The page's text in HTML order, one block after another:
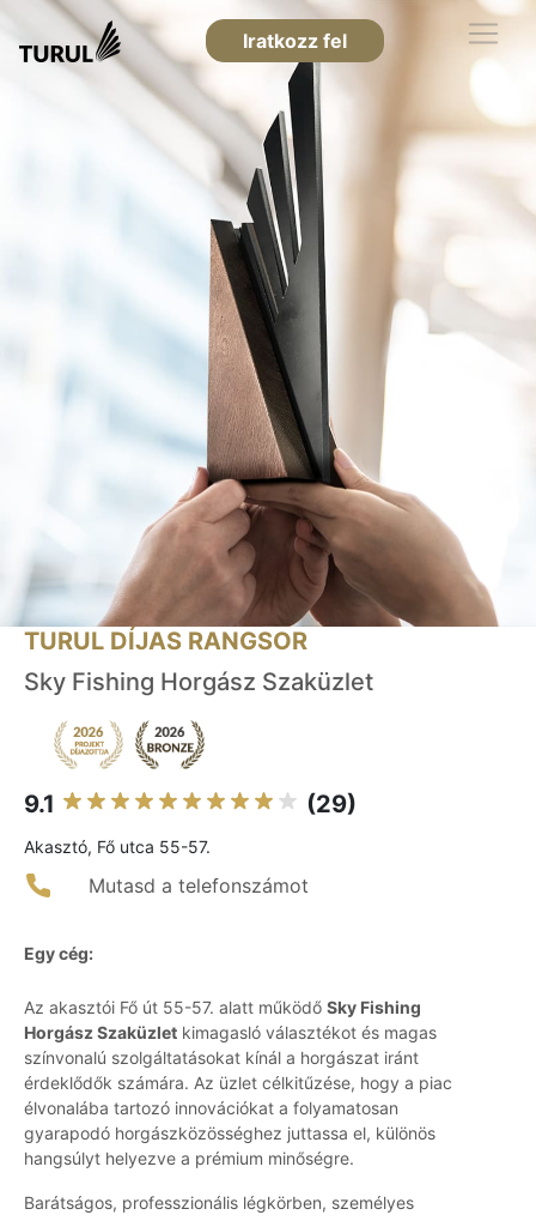
Iratkozz fel
TURUL DÍJAS RANGSOR
Sky Fishing Horgász Szaküzlet
9.1 (29)
Akasztó, Fő utca 55-57.
Mutasd a telefonszámot
Egy cég:
Az akasztói Fő út 55-57. alatt működő Sky Fishing
Horgász Szaküzlet kimagasló választékot és magas
színvonalú szolgáltatásokat kínál a horgászat iránt
érdeklődők számára. Az üzlet célkitűzése, hogy a piac
élvonalába tartozó innovációkat a folyamatosan
gyarapodó horgászközösséghez juttassa el, különös
hangsúlyt helyezve a prémium minőségre.
Barátságos, professzionális légkörben, személyes